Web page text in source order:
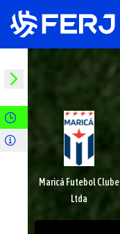
Maricá Futebol Clube
Ltda